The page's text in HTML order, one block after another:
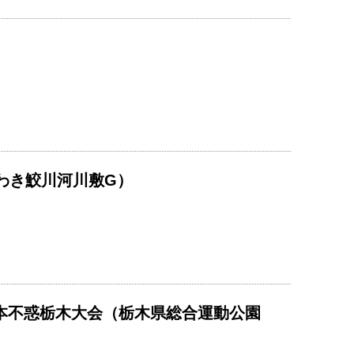
鮫川河川敷G）
惑栃木大会（栃木県総合運動公園